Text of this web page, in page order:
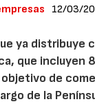
12/03/
ya distribuye
que incluyen
objetivo de
de la